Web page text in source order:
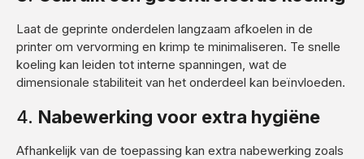
Laat de geprinte onderdelen langzaam afkoelen in de
printer om vervorming en krimp te minimaliseren. Te snelle
koeling kan leiden tot interne spanningen, wat de
dimensionale stabiliteit van het onderdeel kan beïnvloeden.
4. Nabewerking voor extra hygiëne
Afhankelijk van de toepassing kan extra nabewerking zoals